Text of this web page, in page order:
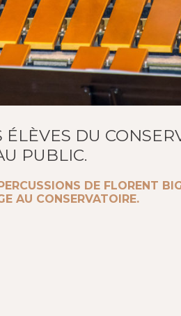
DU
PUBLIC.
DE FLORENT
AU CONSERVATOIRE.